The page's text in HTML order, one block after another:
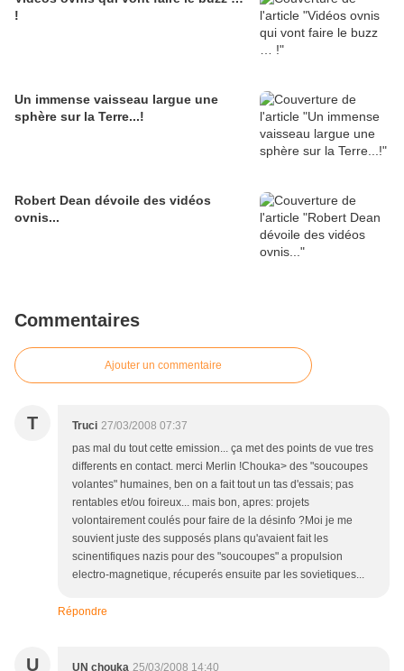
!
Un immense vaisseau largue une
sphère sur la Terre...!
Robert Dean dévoile des vidéos
ovnis...
Commentaires
Ajouter un commentaire
T Truci 27/03/2008 07:37
pas mal du tout cette emission... ça met des points de vue tres
differents en contact. merci Merlin !Chouka> des "soucoupes
volantes" humaines, ben on a fait tout un tas d'essais; pas
rentables et/ou foireux... mais bon, apres: projets
volontairement coulés pour faire de la désinfo ?Moi je me
souvient juste des supposés plans qu'avaient fait les
scinentifiques nazis pour des "soucoupes" a propulsion
electro-magnetique, récuperés ensuite par les sovietiques...
Répondre
U UN chouka 25/03/2008 14:40